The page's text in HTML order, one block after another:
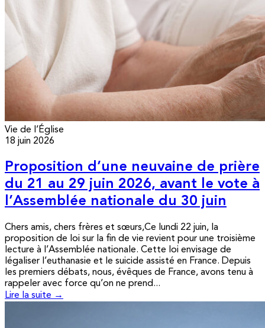
Vie de l’Église
18 juin 2026
Proposition d’une neuvaine de prière
du 21 au 29 juin 2026, avant le vote à
l’Assemblée nationale du 30 juin
Chers amis, chers frères et sœurs,Ce lundi 22 juin, la
proposition de loi sur la fin de vie revient pour une troisième
lecture à l’Assemblée nationale. Cette loi envisage de
légaliser l’euthanasie et le suicide assisté en France. Depuis
les premiers débats, nous, évêques de France, avons tenu à
rappeler avec force qu’on ne prend...
Lire la suite →